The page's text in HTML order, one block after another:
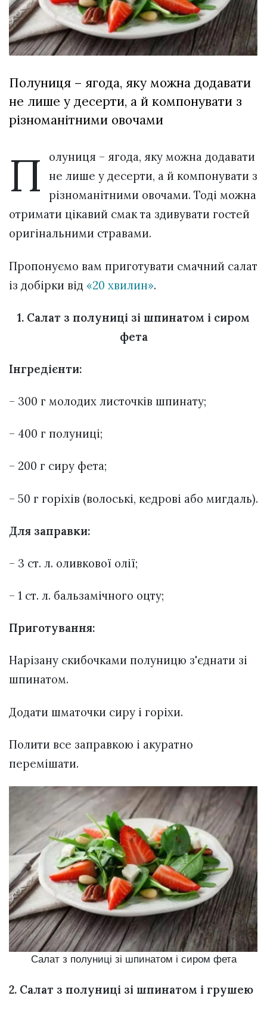
залишив у
Луцьку
три...
27 Липня 2026
711 переглядів
Всі розділи
Персона
Лайф
Афіша
Контакти
Політика конфіденційності
Полуниця – ягода, яку можна додавати
не лише у десерти, а й компонувати з
різноманітними овочами
П
олуниця – ягода, яку можна додавати
не лише у десерти, а й компонувати з
різноманітними овочами. Тоді можна
отримати цікавий смак та здивувати гостей
оригінальними стравами.
Пропонуємо вам приготувати смачний салат
із добірки від «20 хвилин».
1. Салат з полуниці зі шпинатом і сиром
фета
Інгредієнти:
– 300 г молодих листочків шпинату;
– 400 г полуниці;
– 200 г сиру фета;
– 50 г горіхів (волоські, кедрові або мигдаль).
Для заправки:
– 3 ст. л. оливкової олії;
– 1 ст. л. бальзамічного оцту;
Приготування:
Нарізану скибочками полуницю з'єднати зі
шпинатом.
Додати шматочки сиру і горіхи.
Полити все заправкою і акуратно
перемішати.
Салат з полуниці зі шпинатом і сиром фета
2. Салат з полуниці зі шпинатом і грушею